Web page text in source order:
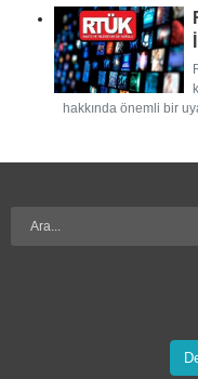
hakkında önemli bir